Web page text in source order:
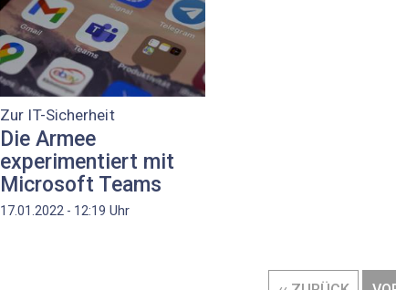
Zur IT-Sicherheit
Die Armee
experimentiert mit
Microsoft Teams
17.01.2022 - 12:19 Uhr